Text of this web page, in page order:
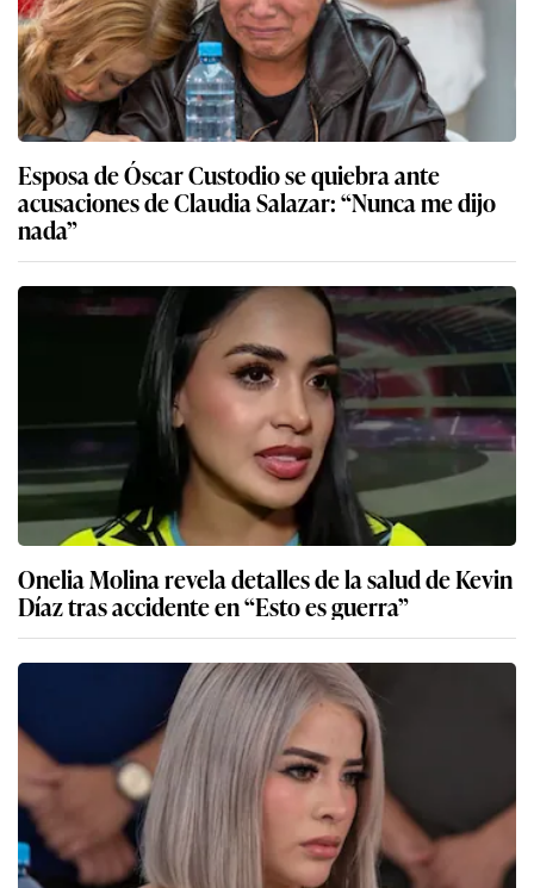
Esposa de Óscar Custodio se quiebra ante
acusaciones de Claudia Salazar: “Nunca me dijo
nada”
Onelia Molina revela detalles de la salud de Kevin
Díaz tras accidente en “Esto es guerra”